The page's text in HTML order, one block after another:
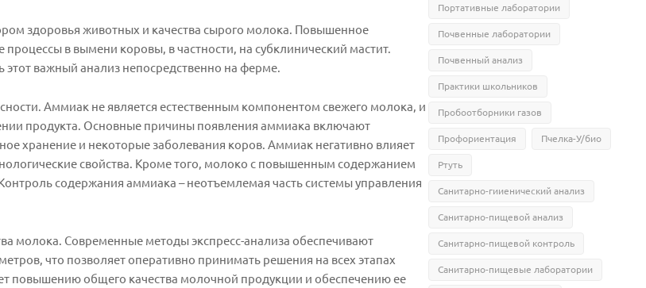
здоровья животных и качества сырого молока. Повышенное
в вымени коровы, в частности, на субклинический мастит.
важный анализ непосредственно на ферме.
Аммиак не является естественным компонентом свежего молока, и
продукта. Основные причины появления аммиака включают
хранение и некоторые заболевания коров. Аммиак негативно влияет
свойства. Кроме того, молоко с повышенным содержанием
содержания аммиака – неотъемлемая часть системы управления
молока. Современные методы экспресс-анализа обеспечивают
что позволяет оперативно принимать решения на всех этапах
повышению общего качества молочной продукции и обеспечению ее
Портативные лаборатории
Почвенные лаборатории
Почвенный анализ
Практики школьников
Пробоотборники газов
Профориентация Пчелка-У/био
Ртуть
Санитарно-гииенический анализ
Санитарно-пищевой анализ
Санитарно-пищевой контроль
Санитарно-пищевые лаборатории